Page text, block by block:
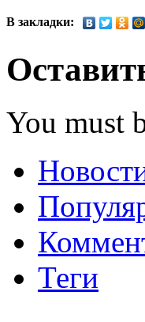
В закладки:
You must
Теги